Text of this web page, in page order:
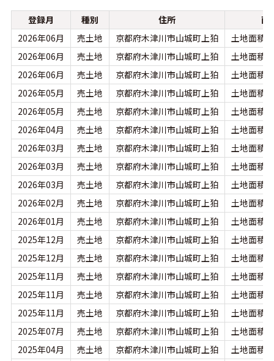
登録月 種別 住所
面
2026年06月
売土地 京都府木津川市山城町上狛
土地面積
2026年06月
売土地 京都府木津川市山城町上狛
土地面積
2026年06月
売土地 京都府木津川市山城町上狛
土地面積
2026年05月
売土地 京都府木津川市山城町上狛
土地面積
2026年05月
売土地 京都府木津川市山城町上狛
土地面積
2026年04月
売土地 京都府木津川市山城町上狛
土地面積
2026年03月
売土地 京都府木津川市山城町上狛
土地面積
2026年03月
売土地 京都府木津川市山城町上狛
土地面積
2026年03月
売土地 京都府木津川市山城町上狛
土地面積
2026年02月
売土地 京都府木津川市山城町上狛
土地面積
2026年01月
売土地 京都府木津川市山城町上狛
土地面積
2025年12月
売土地 京都府木津川市山城町上狛
土地面積
2025年12月
売土地 京都府木津川市山城町上狛
土地面積
2025年11月
売土地 京都府木津川市山城町上狛
土地面積
2025年11月
売土地 京都府木津川市山城町上狛
土地面積
2025年11月
売土地 京都府木津川市山城町上狛
土地面積
2025年07月
売土地 京都府木津川市山城町上狛
土地面積
2025年04月
売土地 京都府木津川市山城町上狛
土地面積